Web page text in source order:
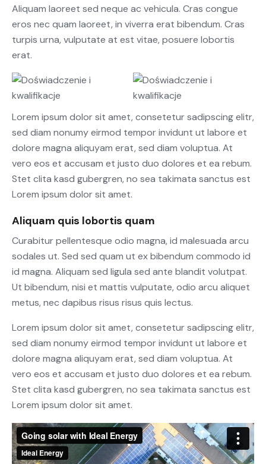
Aliquam laoreet sed neque ac vehicula. Cras congue
eros nec quam laoreet, in viverra erat bibendum. Cras
turpis urna, vulputate at est vitae, posuere lobortis
erat.
Lorem ipsum dolor sit amet, consetetur sadipscing elitr,
sed diam nonumy eirmod tempor invidunt ut labore et
dolore magna aliquyam erat, sed diam voluptua. At
vero eos et accusam et justo duo dolores et ea rebum.
Stet clita kasd gubergren, no sea takimata sanctus est
Lorem ipsum dolor sit amet.
Aliquam quis lobortis quam
Curabitur pellentesque odio magna, id malesuada arcu
sodales ut. Sed sed quam ut ex bibendum commodo id
id magna. Aliquam sed ligula sed ante blandit volutpat.
Ut bibendum, nisi et mattis vulputate, odio arcu aliquet
metus, nec dapibus risus risus quis lectus.
Lorem ipsum dolor sit amet, consetetur sadipscing elitr,
sed diam nonumy eirmod tempor invidunt ut labore et
dolore magna aliquyam erat, sed diam voluptua. At
vero eos et accusam et justo duo dolores et ea rebum.
Stet clita kasd gubergren, no sea takimata sanctus est
Lorem ipsum dolor sit amet.